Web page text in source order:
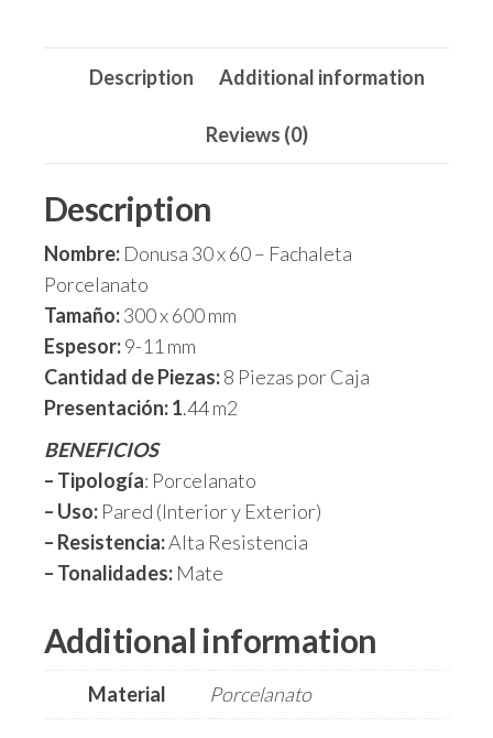
Description Additional information
Reviews (0)
Description
Nombre: Donusa 30 x 60 – Fachaleta
Porcelanato
Tamaño:300 x 600 mm
Espesor:9-11 mm
Cantidad de Piezas:8 Piezas por Caja
Presentación: 1.44 m2
BENEFICIOS
– Tipología: Porcelanato
– Uso: Pared (Interior y Exterior)
– Resistencia:Alta Resistencia
– Tonalidades: Mate
Additional information
Material Porcelanato